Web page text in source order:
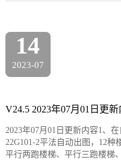
14
2023-07
V24.5 2023年07月01日更
2023年07月01日更新内容1、
22G101-2平法自动出图，12种
平行两跑楼梯、平行三跑楼梯